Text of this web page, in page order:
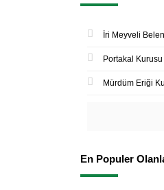
İri Meyveli
Portakal Kurusu
Mürdüm Eriği
En Populer